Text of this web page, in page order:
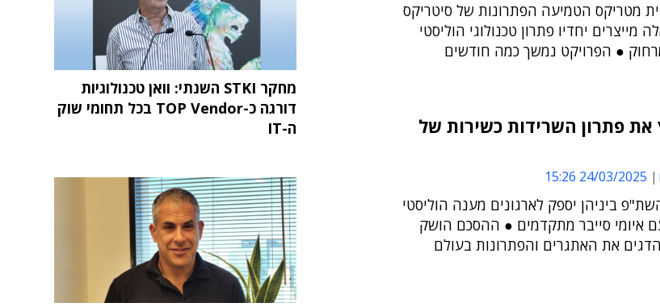
מטריקס הטמיעה הפתרונות של סיטריקס
מייצרים יחדיו פתרון טכנולוגי הוליסטי
● הפרויקט נמשך כמה חודשים
את פתרון השרידות כשירות של
24/03/2025 15:26
ביניהן יספק לארגונים מענה הוליסטי
איומי סייבר מתקדמים ● ההסכם הושק
את האתגרים והפתרונות בעולם
מחקר STKI השנתי: וואן טכנולוגיות
דורגה כ-TOP Vendor בכל תחומי שוק
ה-IT